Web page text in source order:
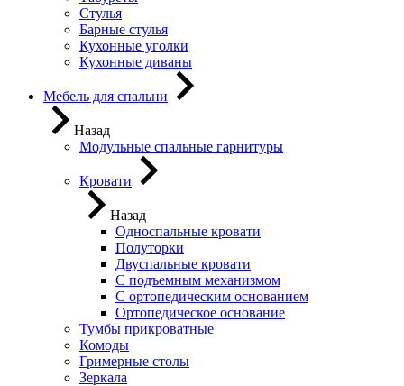
Стулья
Барные стулья
Кухонные уголки
Кухонные диваны
Мебель для спальни
Назад
Модульные спальные гарнитуры
Кровати
Назад
Односпальные кровати
Полуторки
Двуспальные кровати
С подъемным механизмом
С ортопедическим основанием
Ортопедическое основание
Тумбы прикроватные
Комоды
Гримерные столы
Зеркала